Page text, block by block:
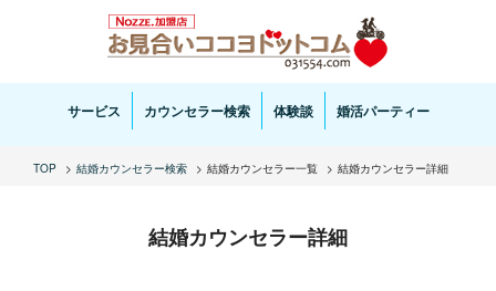
お見合い・結婚相談ならお見合いココヨドットコムへ。専任の結婚カウンセラーがサポートいた
します。
サービス カウンセラー検索 体験談 婚活パーティー
TOP 結婚カウンセラー検索 結婚カウンセラー一覧 結婚カウンセラー詳細
結婚カウンセラー詳細